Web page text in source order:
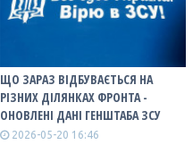
ЩО ЗАРАЗ ВІДБУВАЄТЬСЯ НА
РІЗНИХ ДІЛЯНКАХ ФРОНТА -
ОНОВЛЕНІ ДАНІ ГЕНШТАБА ЗСУ
2026-05-20 16:46